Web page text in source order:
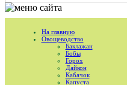
На главную
Овощеводство
Баклажан
Бобы
Горох
Дайкон
Кабачок
Капуста